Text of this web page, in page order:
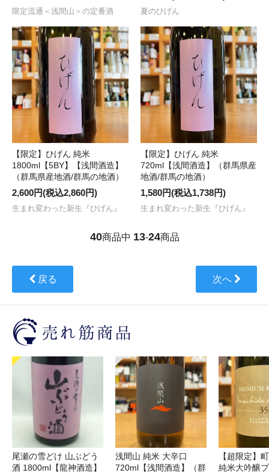
限定流通＜浅間山＞の定番酒 夏のひげん
【限定】ひげん 純米
1800ml【5BY】【浅間酒造】
（群馬県産地酒/群馬の地酒）
2,600円(税込2,860円)
生まれ変わった新生『ひげん』
【限定】ひげん 純米
720ml【浅間酒造】（群馬県産
地酒/群馬の地酒）
1,580円(税込1,738円)
生まれ変わった新生『ひげん』
40商品中 13-24商品
戻る 次へ
尾瀬の雪どけ 山ぶどう
酒 1800ml【龍神酒造】
浅間山 純米 大辛口
720ml【浅間酒造】（群
【超限定】
純米大吟醸